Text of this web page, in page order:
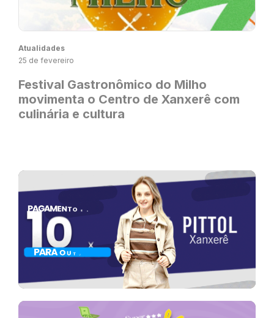
Atualidades
25 de fevereiro
Festival Gastronômico do Milho
movimenta o Centro de Xanxerê com
culinária e cultura